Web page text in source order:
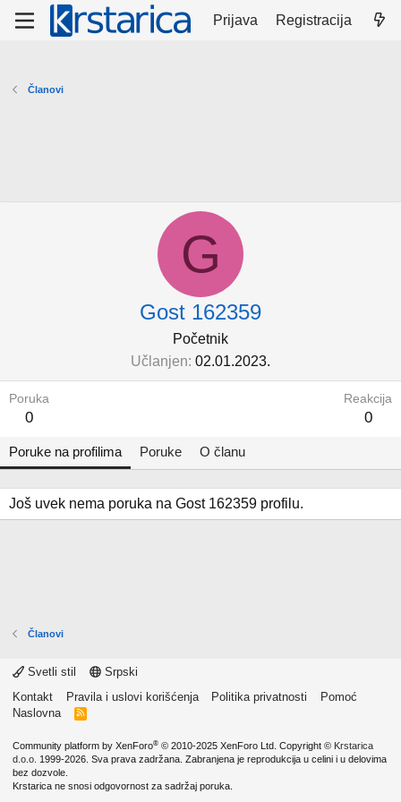
Prijava Registracija
Članovi
G
Gost 162359
Početnik
Učlanjen 02.01.2023.
Poruka
0
Reakcija
0
Poruke na profilima Poruke O članu
Još uvek nema poruka na Gost 162359 profilu.
Članovi
Svetli stil
Srpski
Kontakt
Pravila i uslovi korišćenja Politika privatnosti
Pomoć
Naslovna
R
Community platform by XenForo® © 2010-2025 XenForo Ltd. Copyright © Krstarica
d.o.o. 1999-2026. Sva prava zadržana. Zabranjena je reprodukcija u celini i u delovima
bez dozvole.
Krstarica ne snosi odgovornost za sadržaj poruka.